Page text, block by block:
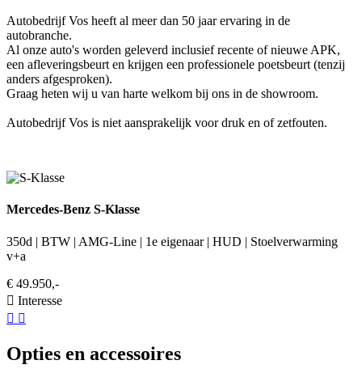
Autobedrijf Vos heeft al meer dan 50 jaar ervaring in de
autobranche.
Al onze auto's worden geleverd inclusief recente of nieuwe APK,
een afleveringsbeurt en krijgen een professionele poetsbeurt (tenzij
anders afgesproken).
Graag heten wij u van harte welkom bij ons in de showroom.
Autobedrijf Vos is niet aansprakelijk voor druk en of zetfouten.
Mercedes-Benz S-Klasse
350d | BTW | AMG-Line | 1e eigenaar | HUD | Stoelverwarming
v+a
€ 49.950,-
Interesse
Opties en accessoires